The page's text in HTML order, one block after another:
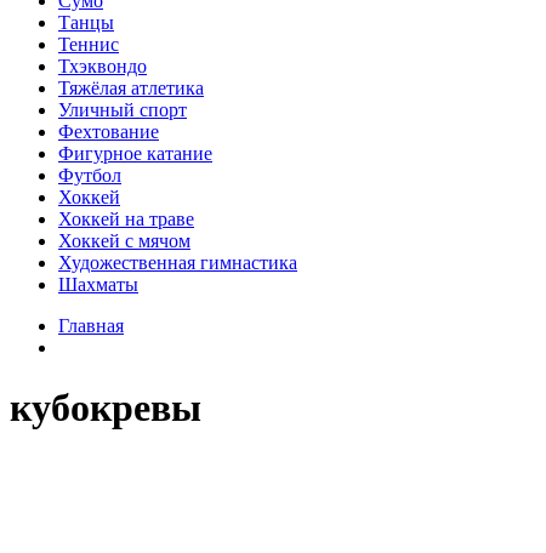
Танцы
Теннис
Тхэквондо
Тяжёлая атлетика
Уличный спорт
Фехтование
Фигурное катание
Футбол
Хоккей
Хоккей на траве
Хоккей с мячом
Художественная гимнастика
Шахматы
Главная
кубокревы